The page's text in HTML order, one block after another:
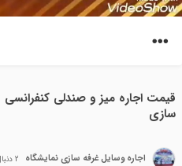
قیمت اجاره میز و صندلی
سازی
اجاره وسایل غرفه سازی نمایشگاه 2 دنبال کننده